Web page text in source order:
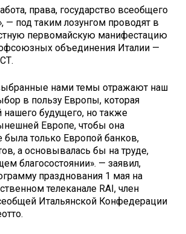
права, государство всеобщего
— под таким лозунгом проводят в
первомайскую манифестацию
объединения Италии —
нами темы отражают наш
в пользу Европы, которая
нашего будущего, но также
Европе, чтобы она
была только Европой банков,
а основывалась бы на труде,
благосостоянии». — заявил,
празднования 1 мая на
телеканале RAI, член
Итальянской Конфедерации